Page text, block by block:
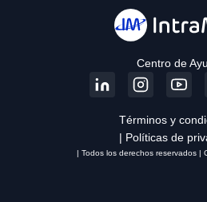
Centro de
Términos y
| Políticas de
| Todos los derechos reservados |